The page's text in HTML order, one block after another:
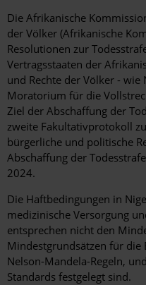
Die Afrikanische
der Völker (Afrikanische
Resolutionen zur
Vertragsstaaten der
und Rechte der Völker -
Moratorium für die
Ziel der Abschaffung der
zweite Fakultativprotokoll
bürgerliche und politische
Abschaffung der
2024.
Die Haftbedingungen in
medizinische Versorgung
entsprechen nicht den
Mindestgrundsätzen für die
Nelson-Mandela-Regeln,
Standards festgelegt sind.